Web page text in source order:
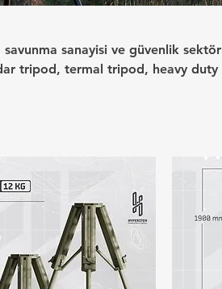
sanayisi ve güvenlik
tripod, termal tripod, heavy
sahada hızlı kurulum ve
Hafif taşınabilir modellerimiz;